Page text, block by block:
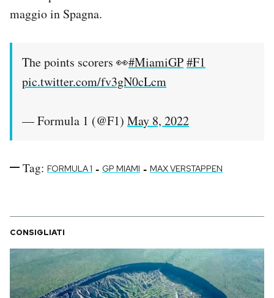
maggio in Spagna.
The points scorers 👀#MiamiGP#F1
pic.twitter.com/fv3gN0cLcm
— Formula 1 (@F1) May 8, 2022
Tag: FORMULA 1 - GP MIAMI - MAX VERSTAPPEN
CONSIGLIATI